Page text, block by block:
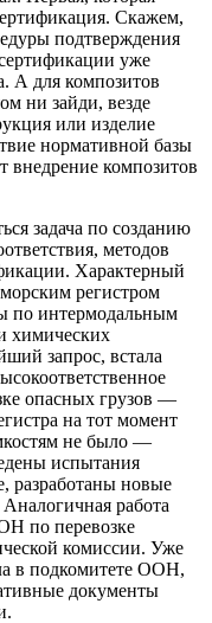
Скажем,
подтверждения
уже
А для композитов
ни зайди, везде
или изделие
нормативной базы
внедрение композитов
задача по созданию
методов
Характерный
регистром
по интермодальным
химических
запрос, встала
опасных грузов —
на тот момент
не было —
испытания
разработаны новые
работа
по перевозке
комиссии. Уже
в подкомитете ООН,
документы